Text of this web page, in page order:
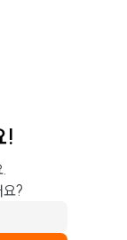
!
?